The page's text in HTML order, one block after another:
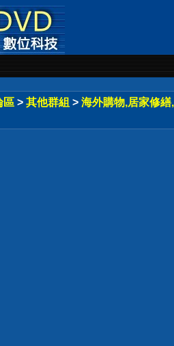
區 > 其他群組 > 海外購物,居家修